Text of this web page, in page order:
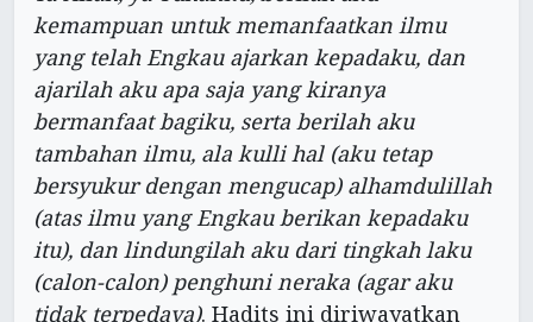
kemampuan untuk memanfaatkan ilmu
yang telah Engkau ajarkan kepadaku, dan
ajarilah aku apa saja yang kiranya
bermanfaat bagiku, serta berilah aku
tambahan ilmu, ala kulli hal (aku tetap
bersyukur dengan mengucap) alhamdulillah
(atas ilmu yang Engkau berikan kepadaku
itu), dan lindungilah aku dari tingkah laku
(calon-calon) penghuni neraka (agar aku
tidak terpedaya). Hadits ini diriwayatkan